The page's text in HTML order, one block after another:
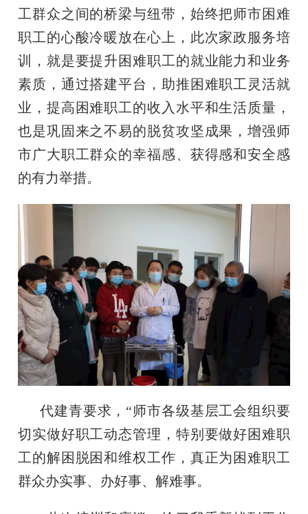
工群众之间的桥梁与纽带，始终把师市困难
职工的心酸冷暖放在心上，此次家政服务培
训，就是要提升困难职工的就业能力和业务
素质，通过搭建平台，助推困难职工灵活就
业，提高困难职工的收入水平和生活质量，
也是巩固来之不易的脱贫攻坚成果，增强师
市广大职工群众的幸福感、获得感和安全感
的有力举措。
代建青要求，“师市各级基层工会组织要
切实做好职工动态管理，特别要做好困难职
工的解困脱困和维权工作，真正为困难职工
群众办实事、办好事、解难事。